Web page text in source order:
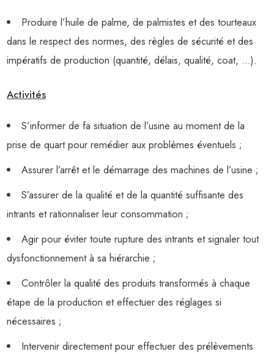
Produire l’huile de palme, de palmistes et des tourteaux
dans le respect des normes, des règles de sécurité et des
impératifs de production (quantité, délais, qualité, coat, …).
Activités
S’informer de fa situation de l’usine au moment de la
prise de quart pour remédier aux problèmes éventuels ;
Assurer l’arrêt et le démarrage des machines de l’usine ;
S’assurer de la qualité et de la quantité suffisante des
intrants et rationnaliser leur consommation ;
Agir pour éviter toute rupture des intrants et signaler tout
dysfonctionnement à sa hiérarchie ;
Contrôler la qualité des produits transformés à chaque
étape de la production et effectuer des réglages si
nécessaires ;
Intervenir directement pour effectuer des prélèvements